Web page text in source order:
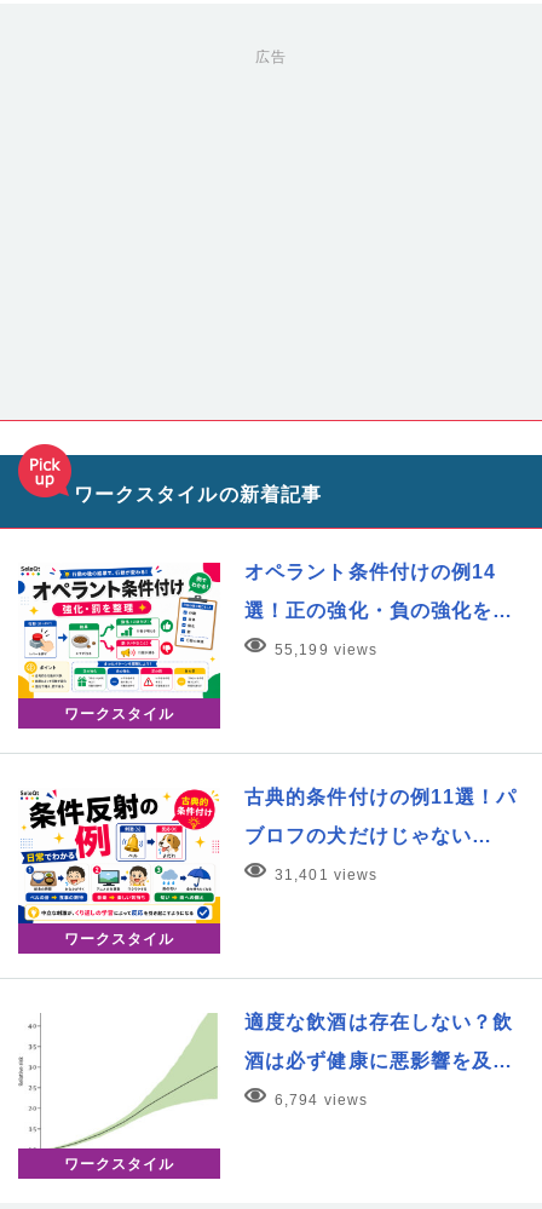
広告
ワークスタイルの新着記事
ワークスタイル
オペラント条件付けの例14
選！正の強化・負の強化を…
55,199 views
ワークスタイル
古典的条件付けの例11選！パ
ブロフの犬だけじゃない…
31,401 views
ワークスタイル
適度な飲酒は存在しない？飲
酒は必ず健康に悪影響を及…
6,794 views